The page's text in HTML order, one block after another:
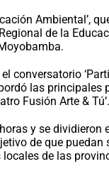
Ambiental’,
de la
conversatorio
las
Fusión Arte & Tú’.
y se
de que
de las